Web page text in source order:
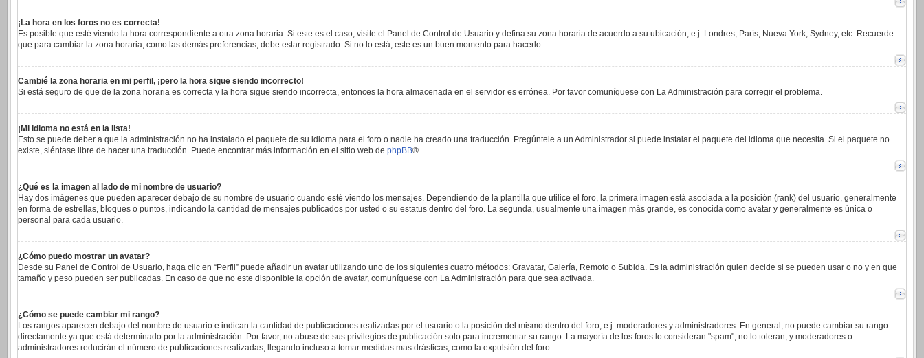
¡La hora en los foros no es correcta!
Es posible que esté viendo la hora correspondiente a otra zona horaria. Si este es el caso, visite el Panel de Control de Usuario y defina su zona horaria de acuerdo a su ubicación, e.j. Londres, París, Nueva York, Sydney, etc. Recuerde
que para cambiar la zona horaria, como las demás preferencias, debe estar registrado. Si no lo está, este es un buen momento para hacerlo.
Cambié la zona horaria en mi perfil, ¡pero la hora sigue siendo incorrecto!
Si está seguro de que de la zona horaria es correcta y la hora sigue siendo incorrecta, entonces la hora almacenada en el servidor es errónea. Por favor comuníquese con La Administración para corregir el problema.
¡Mi idioma no está en la lista!
Esto se puede deber a que la administración no ha instalado el paquete de su idioma para el foro o nadie ha creado una traducción. Pregúntele a un Administrador si puede instalar el paquete del idioma que necesita. Si el paquete no
existe, siéntase libre de hacer una traducción. Puede encontrar más información en el sitio web de phpBB®
¿Qué es la imagen al lado de mi nombre de usuario?
Hay dos imágenes que pueden aparecer debajo de su nombre de usuario cuando esté viendo los mensajes. Dependiendo de la plantilla que utilice el foro, la primera imagen está asociada a la posición (rank) del usuario, generalmente
en forma de estrellas, bloques o puntos, indicando la cantidad de mensajes publicados por usted o su estatus dentro del foro. La segunda, usualmente una imagen más grande, es conocida como avatar y generalmente es única o
personal para cada usuario.
¿Cómo puedo mostrar un avatar?
Desde su Panel de Control de Usuario, haga clic en “Perfil” puede añadir un avatar utilizando uno de los siguientes cuatro métodos: Gravatar, Galería, Remoto o Subida. Es la administración quien decide si se pueden usar o no y en que
tamaño y peso pueden ser publicadas. En caso de que no este disponible la opción de avatar, comuníquese con La Administración para que sea activada.
¿Cómo se puede cambiar mi rango?
Los rangos aparecen debajo del nombre de usuario e indican la cantidad de publicaciones realizadas por el usuario o la posición del mismo dentro del foro, e.j. moderadores y administradores. En general, no puede cambiar su rango
directamente ya que está determinado por la administración. Por favor, no abuse de sus privilegios de publicación solo para incrementar su rango. La mayoría de los foros lo consideran "spam", no lo toleran, y moderadores o
administradores reducirán el número de publicaciones realizadas, llegando incluso a tomar medidas mas drásticas, como la expulsión del foro.